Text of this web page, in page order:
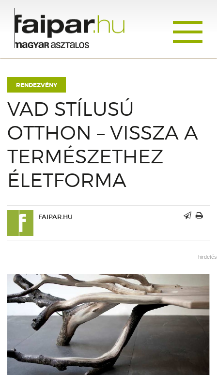
RENDEZVÉNY
VAD STÍLUSÚ
OTTHON – VISSZA A
TERMÉSZETHEZ
ÉLETFORMA
FAIPAR.HU
hirdetés